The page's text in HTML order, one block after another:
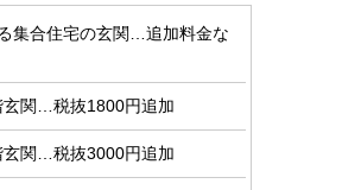
集合住宅の玄関…追加料金な
玄関…税抜1800円追加
玄関…税抜3000円追加